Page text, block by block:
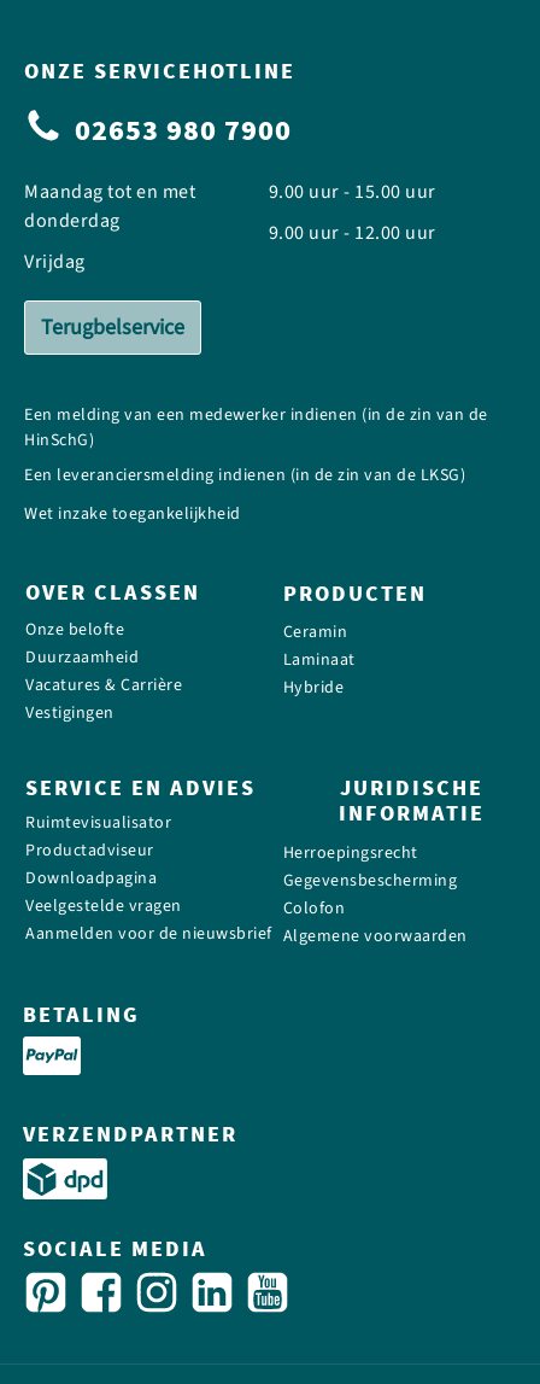
ONZE SERVICEHOTLINE
02653 980 7900
Maandag tot en met
donderdag
Vrijdag
9.00 uur - 15.00 uur
9.00 uur - 12.00 uur
Terugbelservice
Een melding van een medewerker indienen (in de zin van de
HinSchG)
Een leveranciersmelding indienen (in de zin van de LKSG)
Wet inzake toegankelijkheid
OVER CLASSEN
Onze belofte
Duurzaamheid
Vacatures & Carrière
Vestigingen
PRODUCTEN
Ceramin
Laminaat
Hybride
SERVICE EN ADVIES
Ruimtevisualisator
Productadviseur
Downloadpagina
Veelgestelde vragen
Aanmelden voor de nieuwsbrief
JURIDISCHE
INFORMATIE
Herroepingsrecht
Gegevensbescherming
Colofon
Algemene voorwaarden
BETALING
VERZENDPARTNER
SOCIALE MEDIA